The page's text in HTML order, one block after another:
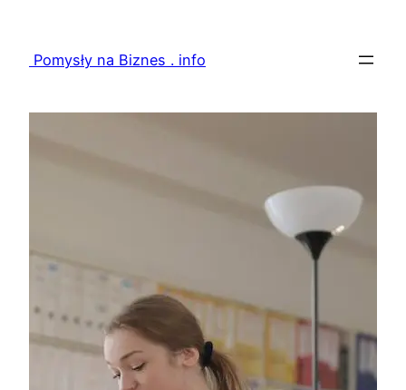
treściPomysły na Biznes . info